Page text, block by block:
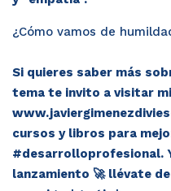
¿Cómo vamos de
Si quieres saber más
tema te invito a visitar
cursos y libros para
#desarrolloprofesional.
lanzamiento 🚀 llévate